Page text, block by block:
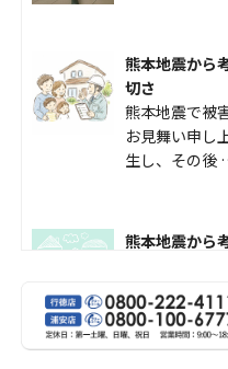
熊本地震から
切さ
熊本地震で被
お見舞い申し
生し、その後
熊本地震から
受けられた皆
す。 今回の